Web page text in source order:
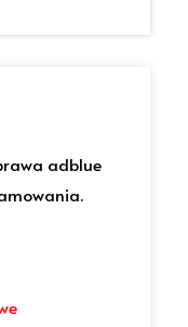
adblue